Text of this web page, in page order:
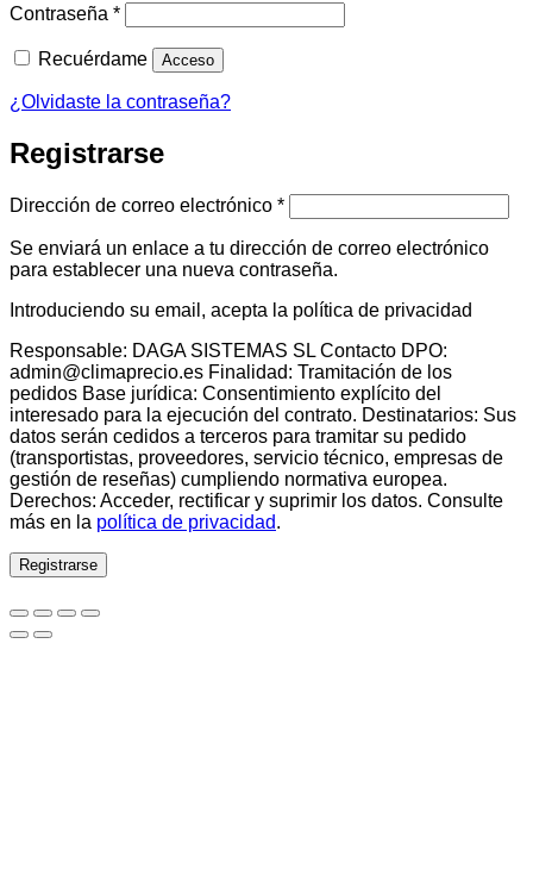
Contraseña *Obligatorio
Recuérdame Acceso
¿Olvidaste la contraseña?
Registrarse
Dirección de correo electrónico *Obligatorio
Se enviará un enlace a tu dirección de correo electrónico
para establecer una nueva contraseña.
Introduciendo su email, acepta la política de privacidad
Responsable: DAGA SISTEMAS SL Contacto DPO:
admin@climaprecio.es Finalidad: Tramitación de los
pedidos Base jurídica: Consentimiento explícito del
interesado para la ejecución del contrato. Destinatarios: Sus
datos serán cedidos a terceros para tramitar su pedido
(transportistas, proveedores, servicio técnico, empresas de
gestión de reseñas) cumpliendo normativa europea.
Derechos: Acceder, rectificar y suprimir los datos. Consulte
más en la política de privacidad.
Registrarse